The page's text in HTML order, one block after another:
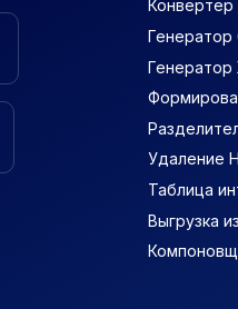
Конвертер
Генератор
Генератор
Удаление
Таблица
Выгрузка